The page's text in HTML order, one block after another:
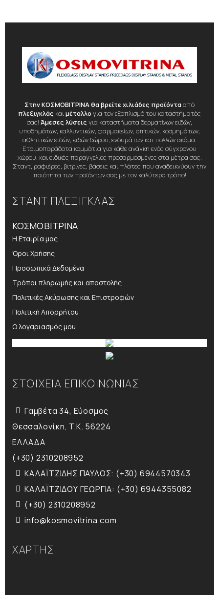
Στην ΚΟΣΜΟΒΙΤΡΙΝΑ θα βρείτε χιλιάδες προϊόντααπό
πλεξιγκλάς καιμέταλλο για τον εξοπλισμό του καταστήματός
σας! Άμεσες λύσεις για καταστήματα δερματίνων ειδών,
υποδημάτων, καλλυντικών, φαρμακείων, οπτικών, κοσμημάτων,
αθλητικών ειδών, ειδών δώρου, ενδυμάτων και πολλών ακόμα.
Ετοιμοπαράδοτα κομμάτια για κάθε ανάγκη ενός σύγχρονου
χώρου, και ειδικές παραγγελίες προσαρμοσμένες στα μέτρα σας.
Σταντ, ραφιέρες, βιτρίνες, βάσεις και πλάτες που αναδεικνύουν την
ποιότητα των προϊόντων σας με τον καλύτερο τρόπο!
ΣΤΑΝΤ ΠΛΕΞΙΓΚΛΑΣ
ΚΟΣΜΟΒΙΤΡΙΝΑ
Η Εταιρία μας
Όροι Χρήσης
Προσωπικά Δεδομένα
Τρόποι πληρωμής και αποστολής
Πολιτικές Ακύρωσης και Επιστροφών
Πολιτική Απορρήτου
Ο λογαριασμός μου
ΣΤΟΙΧΕΙΑ ΕΠΙΚΟΙΝΩΝΙΑΣ
Γαμβέτα 34, Εύοσμος
Θεσσαλονίκη, T.K. 56224
ΕΛΛΑΔΑ
(+30) 2310208952
ΚΑΛΑΪΤΖΙΔΗΣ ΠΑΥΛΟΣ: (+30) 6944570343
ΚΑΛΑΪΤΖΙΔΟΥ ΓΕΩΡΓΙΑ: (+30) 6944355082
(+30) 2310208952
info@kosmovitrina.com
ΧΑΡΤΗΣ